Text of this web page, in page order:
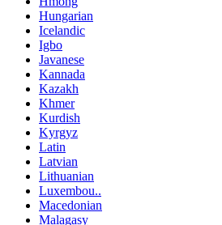
Hungarian
Icelandic
Igbo
Javanese
Kannada
Kazakh
Khmer
Kurdish
Kyrgyz
Latin
Latvian
Lithuanian
Luxembou..
Macedonian
Malagasy